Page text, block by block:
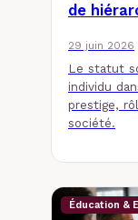
de
29 juin 2026
Le statut
individu
prestige,
société.
Éducation &